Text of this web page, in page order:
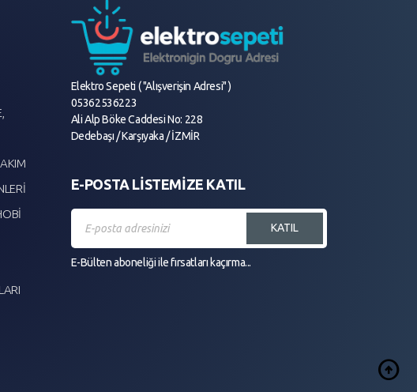
Elektro Sepeti ( "Alışverişin Adresi" )
05362536223
Ali Alp Böke Caddesi No: 228
Dedebaşı / Karşıyaka / İZMİR
E-POSTA LİSTEMİZE KATIL
KATIL
E-Bülten aboneliği ile fırsatları kaçırma...
arrow_circle_up